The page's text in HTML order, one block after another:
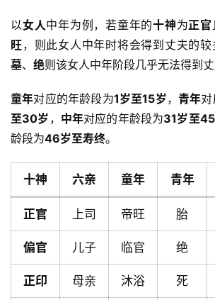
首
页
以女人中年为例，若童年的十神为正官
旺，则此女人中年时将会得到丈夫的
墓、 绝则该女人中年阶段几乎无法得到丈
童年对应的年龄段为1岁至15岁，青年
至30岁 ， 中年对应的年龄段为31岁至
龄段为46岁至寿终。
十神 六亲 童年 青年
正官 上司 帝旺 胎
偏官 儿子 临官 绝
正印 母亲 沐浴 死